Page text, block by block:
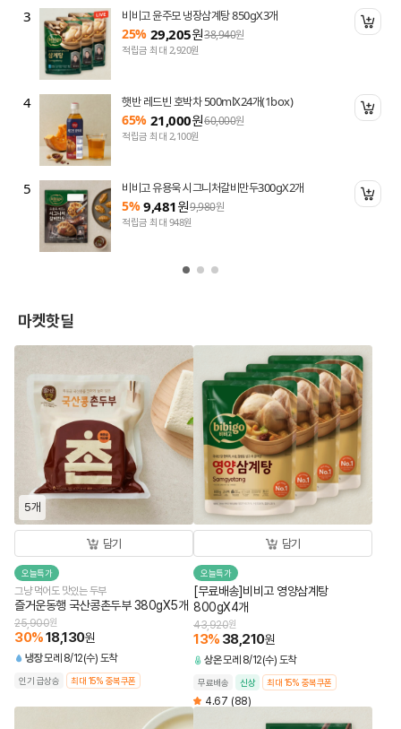
담기
담기
담기
3 비비고 윤주모 냉장삼계탕 850gX3개
25% 29,205원38,940원
적립금 최대 2,920원
4 햇반 레드빈 호박차 500mlX24개(1box)
65% 21,000원60,000원
적립금 최대 2,100원
5 비비고 유용욱 시그니처갈비만두300gX2개
5% 9,481원9,980원
적립금 최대 948원
마켓핫딜
5개
담기
오늘특가
그냥 먹어도 맛있는 두부
즐거운동행 국산콩촌두부 380gX5개
25,900원
30%18,130원
냉장모레 8/12(수) 도착
인기 급상승 최대 15% 중복쿠폰
담기
오늘특가
[무료배송]비비고 영양삼계탕
800gX4개
43,920원
13% 38,210원
상온모레 8/12(수) 도착
무료배송 신상 최대 15% 중복쿠폰
4.67 (88)